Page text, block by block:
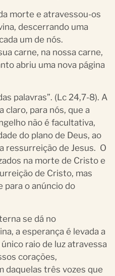
morte e atravessou-os
descerrando uma
um de nós.
carne, na nossa carne,
abriu uma nova página
palavras”. (Lc 24,7-8). A
claro, para nós, que a
não é facultativa,
do plano de Deus, ao
ressurreição de Jesus. O
na morte de Cristo e
de Cristo, mas
para o anúncio do
se dá no
a esperança é levada a
raio de luz atravessa
corações,
daquelas três vozes que